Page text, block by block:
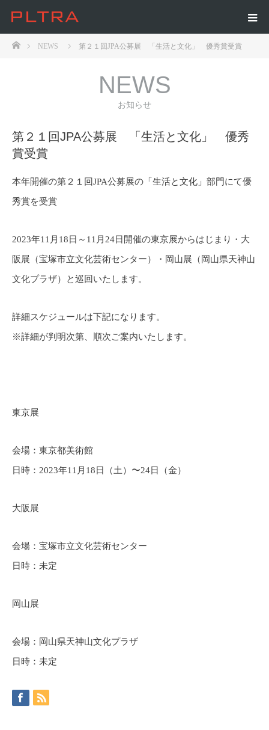
ホームNEWS 第２１回JPA公募展 「生活と文化」 優秀賞受賞
NEWS
お知らせ
第２１回JPA公募展 「生活と文化」 優秀
賞受賞
本年開催の第２１回JPA公募展の「生活と文化」部門にて優
秀賞を受賞
2023年11月18日～11月24日開催の東京展からはじまり・大
阪展（宝塚市立文化芸術センター）・岡山展（岡山県天神山
文化プラザ）と巡回いたします。
詳細スケジュールは下記になります。
※詳細が判明次第、順次ご案内いたします。
東京展
会場：東京都美術館
日時：2023年11月18日（土）〜24日（金）
大阪展
会場：宝塚市立文化芸術センター
日時：未定
岡山展
会場：岡山県天神山文化プラザ
日時：未定